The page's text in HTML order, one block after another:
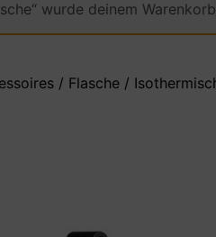
wurde deinem
/ Flasche /